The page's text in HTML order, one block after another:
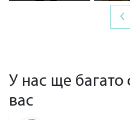
‹
У нас ще багато
вас